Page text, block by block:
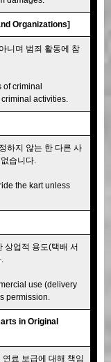
Organizations]
니며 범죄 활동에 참
of criminal
activities.
하지 않는 한 다른 사
습니다.
the kart unless
상업적 용도(택배 서
use (delivery
permission.
in Original
료 보급에 대해 책임